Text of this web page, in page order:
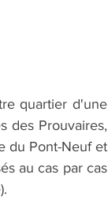
quartier d'une
des Prouvaires,
du Pont-Neuf et
au cas par cas